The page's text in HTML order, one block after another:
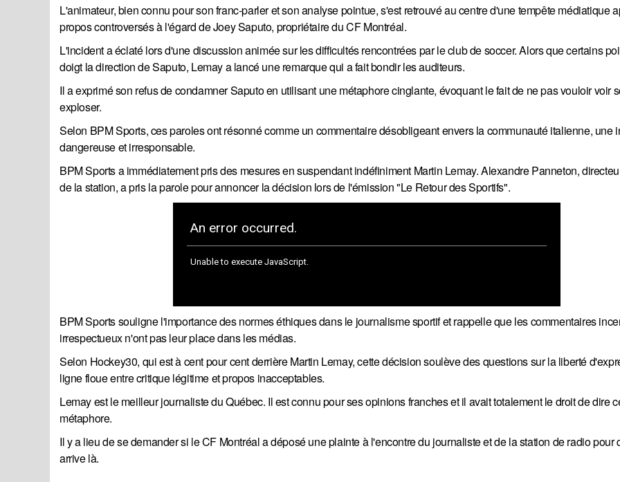
L'animateur, bien connu pour son franc-parler et son analyse pointue, s'est retrouvé au centre d'une tempête médiatique
propos controversés à l'égard de Joey Saputo, propriétaire du CF Montréal.
L'incident a éclaté lors d'une discussion animée sur les difficultés rencontrées par le club de soccer. Alors que certains
doigt la direction de Saputo, Lemay a lancé une remarque qui a fait bondir les auditeurs.
Il a exprimé son refus de condamner Saputo en utilisant une métaphore cinglante, évoquant le fait de ne pas vouloir voir
exploser.
Selon BPM Sports, ces paroles ont résonné comme un commentaire désobligeant envers la communauté italienne, une
dangereuse et irresponsable.
BPM Sports a immédiatement pris des mesures en suspendant indéfiniment Martin Lemay. Alexandre Panneton,
de la station, a pris la parole pour annoncer la décision lors de l'émission "Le Retour des Sportifs".
BPM Sports souligne l'importance des normes éthiques dans le journalisme sportif et rappelle que les commentaires
irrespectueux n'ont pas leur place dans les médias.
Selon Hockey30, qui est à cent pour cent derrière Martin Lemay, cette décision soulève des questions sur la liberté
ligne floue entre critique légitime et propos inacceptables.
Lemay est le meilleur journaliste du Québec. Il est connu pour ses opinions franches et il avait totalement le droit de dire
métaphore.
Il y a lieu de se demander si le CF Montréal a déposé une plainte à l'encontre du journaliste et de la station de radio pour
arrive là.